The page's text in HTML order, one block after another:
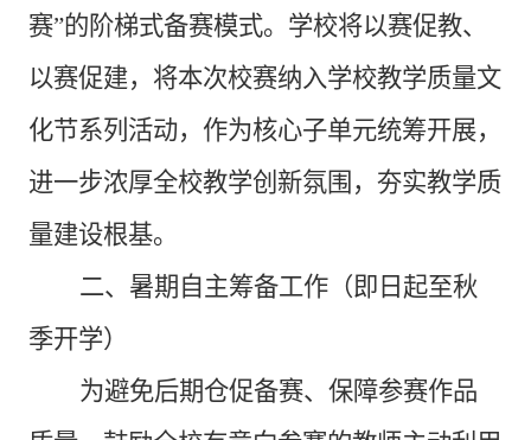
赛”的阶梯式备赛模式。学校将以赛促教、
以赛促建，将本次校赛纳入学校教学质量文
化节系列活动，作为核心子单元统筹开展，
进一步浓厚全校教学创新氛围，夯实教学质
量建设根基。
二、暑期自主筹备工作（即日起至秋
季开学）
为避免后期仓促备赛、保障参赛作品